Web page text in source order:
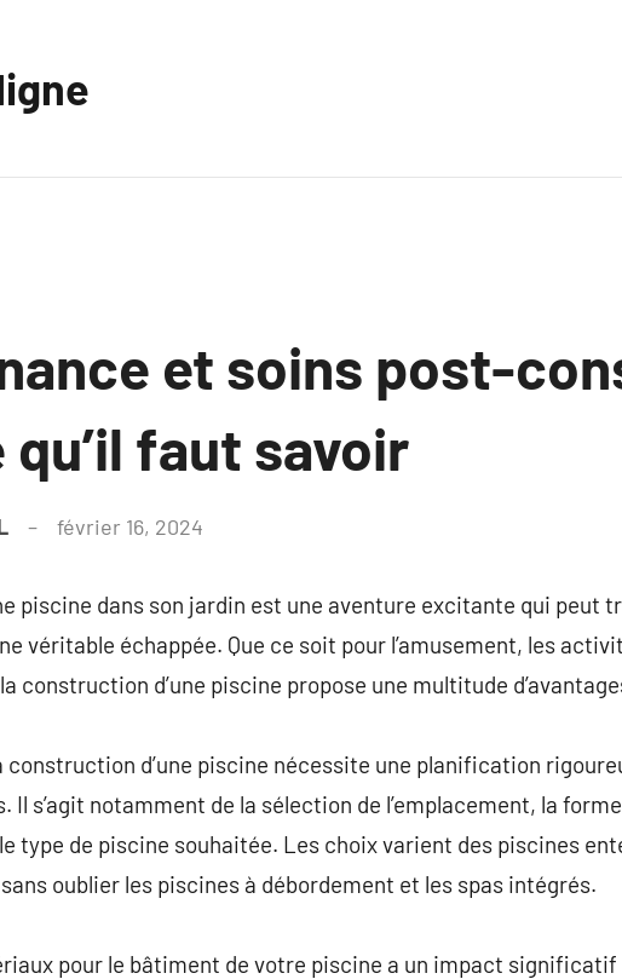
et soins post-
faut savoir
février 16, 2024
piscine dans son jardin est une aventure excitante qui peut
véritable échappée. Que ce soit pour l’amusement, les
construction d’une piscine propose une multitude
construction d’une piscine nécessite une planification
Il s’agit notamment de la sélection de l’emplacement, la
type de piscine souhaitée. Les choix varient des piscines
oublier les piscines à débordement et les spas intégrés.
pour le bâtiment de votre piscine a un impact significatif